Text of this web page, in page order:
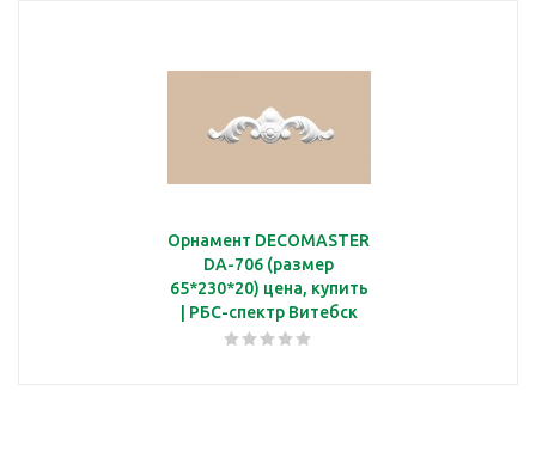
Орнамент DECOMASTER
DA-706 (размер
65*230*20) цена, купить
| РБС-спектр Витебск